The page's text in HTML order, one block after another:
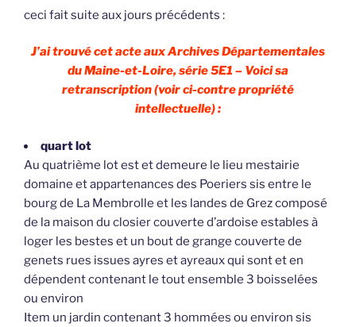
ceci fait suite aux jours précédents :
J’ai trouvé cet acte aux Archives Départementales
du Maine-et-Loire, série 5E1 – Voici sa
retranscription (voir ci-contre propriété
intellectuelle) :
quart lot
Au quatrième lot est et demeure le lieu mestairie
domaine et appartenances des Poeriers sis entre le
bourg de La Membrolle et les landes de Grez composé
de la maison du closier couverte d’ardoise estables à
loger les bestes et un bout de grange couverte de
genets rues issues ayres et ayreaux qui sont et en
dépendent contenant le tout ensemble 3 boisselées
ou environ
Item un jardin contenant 3 hommées ou environ sis